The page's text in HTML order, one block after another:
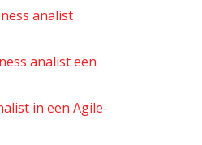
analist
analist een
in een Agile-